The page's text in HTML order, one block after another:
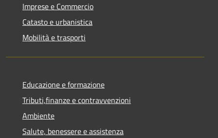
Imprese e Commercio
Catasto e urbanistica
Mobilità e trasporti
Educazione e formazione
Tributi,finanze e contravvenzioni
Ambiente
Salute, benessere e assistenza